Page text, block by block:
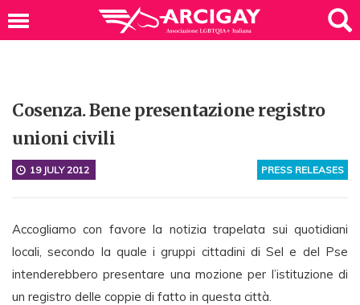
Cosenza. Bene presentazione registro
unioni civili
PRESS RELEASES
19 JULY 2012
Accogliamo con favore la notizia trapelata sui quotidiani
locali, secondo la quale i gruppi cittadini di Sel e del Pse
intenderebbero presentare una mozione per l’istituzione di
un registro delle coppie di fatto in questa città.